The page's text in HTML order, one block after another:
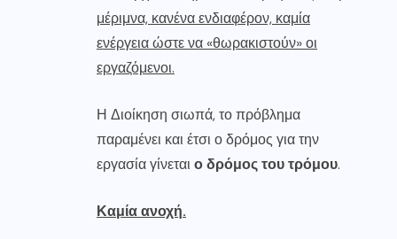
μέριμνα, κανένα ενδιαφέρον, καμία
ενέργεια ώστε να «θωρακιστούν» οι
εργαζόμενοι.
Η Διοίκηση σιωπά, το πρόβλημα
παραμένει και έτσι ο δρόμος για την
εργασία γίνεται ο δρόμος του τρόμου.
Καμία ανοχή.